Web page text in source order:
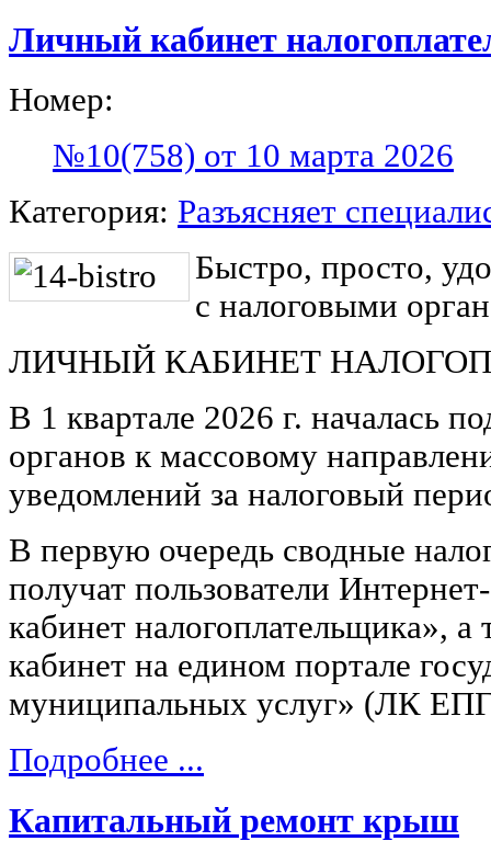
Личный кабинет
Номер:
№10(758) от 10 марта 2026
Категория: Разъясняет
Быстро, просто,
с налоговыми
ЛИЧНЫЙ КАБИНЕТ
В 1 квартале 2026 г. началась
органов к массовому
уведомлений за налоговый
В первую очередь сводные
получат пользователи
кабинет налогоплательщика»,
кабинет на едином портале
муниципальных услуг» (ЛК
Подробнее ...
Капитальный ремонт крыш